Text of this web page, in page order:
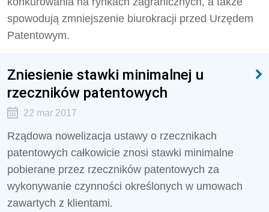
spowodują zmniejszenie biurokracji przed Urzędem
Patentowym.
Zniesienie stawki minimalnej u
rzeczników patentowych
22 mar 2017
Rządowa nowelizacja ustawy o rzecznikach
patentowych całkowicie znosi stawki minimalne
pobierane przez rzeczników patentowych za
wykonywanie czynności określonych w umowach
zawartych z klientami.